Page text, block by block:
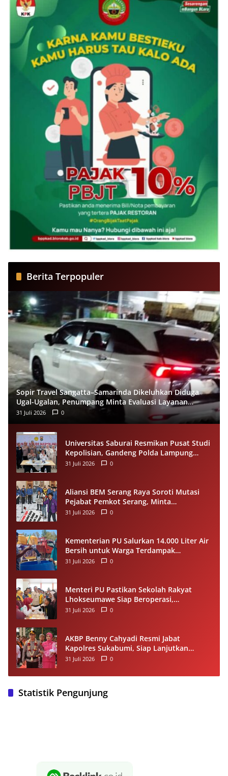
Berita Terpopuler
Sopir Travel Sangatta–Samarinda Dikeluhkan Diduga
Ugal-Ugalan, Penumpang Minta Evaluasi Layanan
Almeera
31 Juli 2026 0
Universitas Saburai Resmikan Pusat Studi
Kepolisian, Gandeng Polda Lampung
Perkuat Riset dan Pelayanan Publik
31 Juli 2026 0
Aliansi BEM Serang Raya Soroti Mutasi
Pejabat Pemkot Serang, Minta
Penempatan Jabatan Berbasis
31 Juli 2026 0
Kementerian PU Salurkan 14.000 Liter Air
Bersih untuk Warga Terdampak
Kekeringan di Seram Bagian Timur
31 Juli 2026 0
Menteri PU Pastikan Sekolah Rakyat
Lhokseumawe Siap Beroperasi,
Dilengkapi Asrama hingga Laptop Gratis
31 Juli 2026 0
AKBP Benny Cahyadi Resmi Jabat
Kapolres Sukabumi, Siap Lanjutkan
Program dan Perkuat Pelayanan
31 Juli 2026 0
Statistik Pengunjung